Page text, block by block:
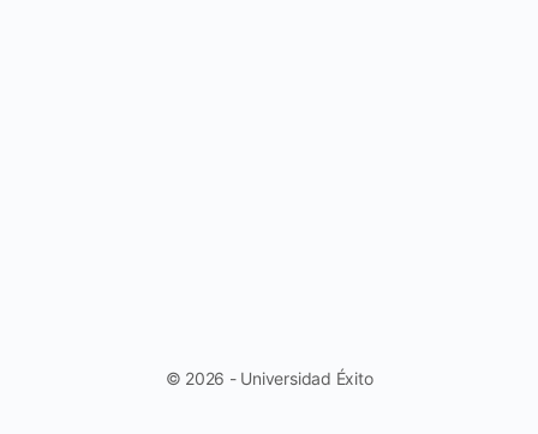
© 2026 - Universidad Éxito